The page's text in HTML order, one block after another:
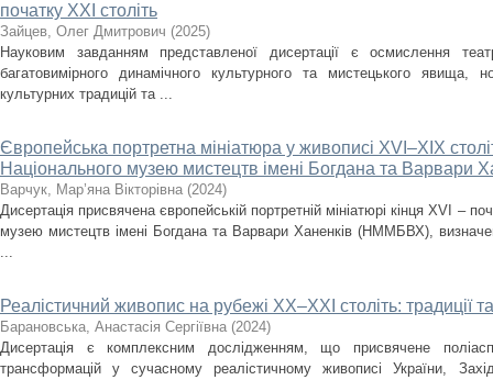
початку ХХІ століть
Зайцев, Олег Дмитрович (2025)
Науковим завданням представленої дисертації є осмислення
багатовимірного динамічного культурного та мистецького явища,
культурних традицій та ...
Європейська портретна мініатюра у живописі XVI–XIX
Національного музею мистецтв імені Богдана та Варвари
Варчук, Мар’яна Вікторівна (2024)
Дисертація присвячена європейській портретній мініатюрі кінця XVI –
музею мистецтв імені Богдана та Варвари Ханенків (НММБВХ),
...
Реалістичний живопис на рубежі ХХ–ХХІ століть: традиції
Барановська, Анастасія Сергіївна (2024)
Дисертація є комплексним дослідженням, що присвячене
трансформацій у сучасному реалістичному живописі України,